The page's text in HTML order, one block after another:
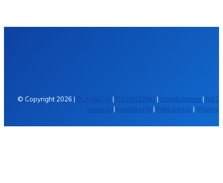
© Copyright 2026 | DLX MEDIA | D2 HOLDING | Üzlet&Utazás | Női1
magazin| Ingatlan FM | PelikánHáz | Vitalina